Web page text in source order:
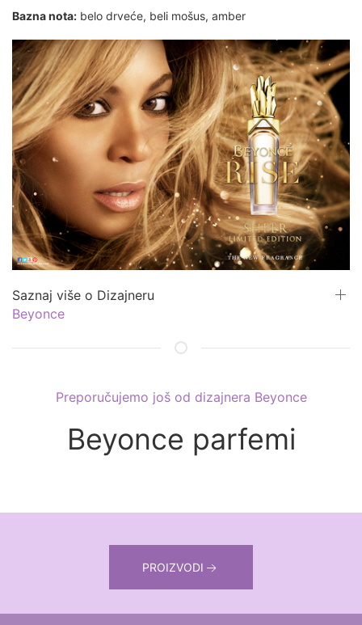
Bazna nota: belo drveće, beli mošus, amber
Saznaj više o Dizajneru
Beyonce
Preporučujemo još od dizajnera Beyonce
Beyonce parfemi
PROIZVODI